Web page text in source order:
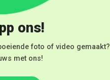
ons!
foto of video gemaakt?
met ons!